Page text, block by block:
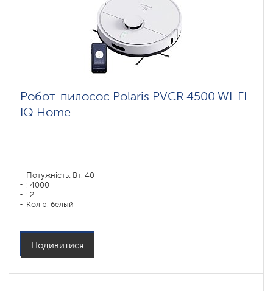
Робот-пилосос Polaris PVCR 4500 WI-FI
IQ Home
Потужність, Вт: 40
: 4000
: 2
Колір: белый
Подивитися